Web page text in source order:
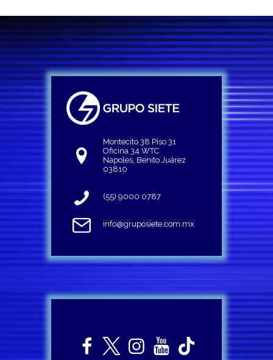
Montecito 38 Piso 31
Oficina 34 WTC
Napoles, Benito Juárez
03810
(55) 9000 0787
info@gruposiete.com.mx